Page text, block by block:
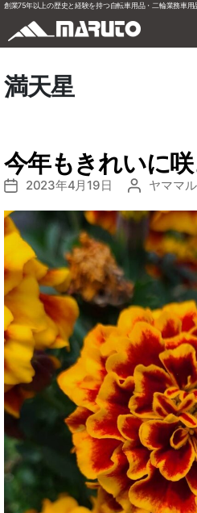
創業75年以上の歴史と経験を持つ自転車用品・二輪業務車用
満天星
今年もきれいに
投
日
2023年4月19日
投
者
ヤママ